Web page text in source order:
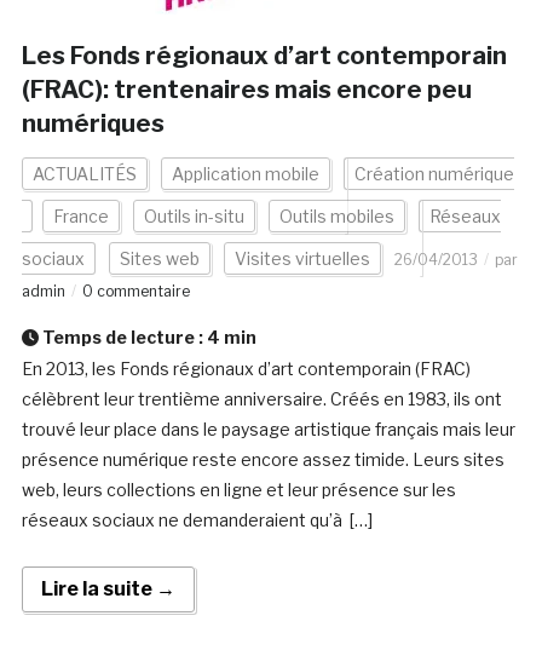
Les Fonds régionaux d’art contemporain
(FRAC): trentenaires mais encore peu
numériques
ACTUALITÉS Application mobile Création numérique
France Outils in-situ Outils mobiles Réseaux
sociaux Sites web Visites virtuelles 26/04/2013
par
admin
0 commentaire
Temps de lecture : 4 min
En 2013, les Fonds régionaux d’art contemporain (FRAC)
célèbrent leur trentième anniversaire. Créés en 1983, ils ont
trouvé leur place dans le paysage artistique français mais leur
présence numérique reste encore assez timide. Leurs sites
web, leurs collections en ligne et leur présence sur les
réseaux sociaux ne demanderaient qu’à […]
Lire la suite →